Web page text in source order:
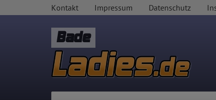
Kontakt Impressum Datenschutz
Bade